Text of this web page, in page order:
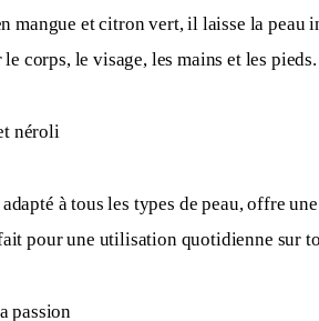
mangue et citron vert, il laisse la peau
corps, le visage, les mains et les pieds.
néroli
à tous les types de peau, offre
pour une utilisation quotidienne sur
passion